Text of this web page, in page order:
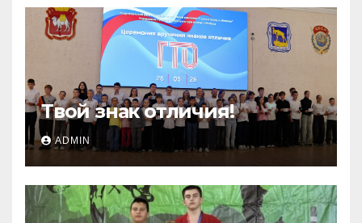
Твой знак отличия!
ADMIN